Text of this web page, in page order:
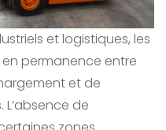
et logistiques, les
permanence entre
et de
de